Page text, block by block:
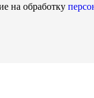
на обработку